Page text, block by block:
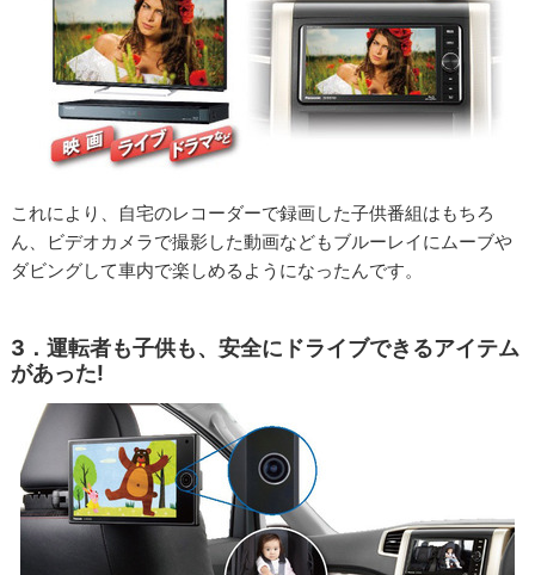
これにより、自宅のレコーダーで録画した子供番組はもちろ
ん、ビデオカメラで撮影した動画などもブルーレイにムーブや
ダビングして車内で楽しめるようになったんです。
3．運転者も子供も、安全にドライブできるアイテム
があった!